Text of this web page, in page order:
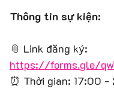
Thông tin sự kiện:
📎 Link đăng ký:
https://forms.gle/
⏰ Thời gian: 17:00